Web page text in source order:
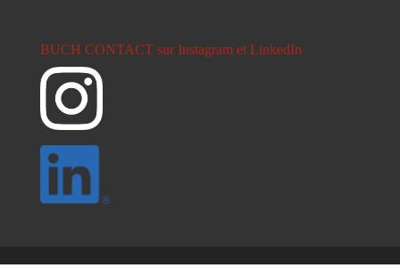
BUCH CONTACT sur Instagram et LinkedIn